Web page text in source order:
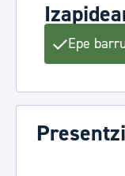
Epe